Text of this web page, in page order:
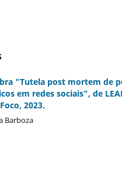
"Tutela post mortem de
em redes sociais", de
2023.
Barboza